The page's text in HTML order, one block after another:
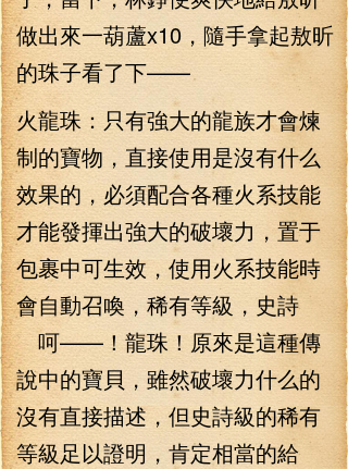
做出來一葫蘆x10，隨手拿起敖昕
的珠子看了下——
火龍珠：只有強大的龍族才會煉
制的寶物，直接使用是沒有什么
效果的，必須配合各種火系技能
才能發揮出強大的破壞力，置于
包裹中可生效，使用火系技能時
會自動召喚，稀有等級，史詩
呵——！龍珠！原來是這種傳
說中的寶貝，雖然破壞力什么的
沒有直接描述，但史詩級的稀有
等級足以證明，肯定相當的給